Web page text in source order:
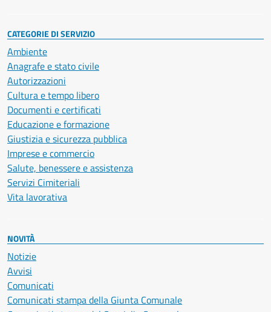
CATEGORIE DI SERVIZIO
Ambiente
Anagrafe e stato civile
Autorizzazioni
Cultura e tempo libero
Documenti e certificati
Educazione e formazione
Giustizia e sicurezza pubblica
Imprese e commercio
Salute, benessere e assistenza
Servizi Cimiteriali
Vita lavorativa
NOVITÀ
Notizie
Avvisi
Comunicati
Comunicati stampa della Giunta Comunale